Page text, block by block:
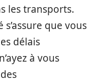
les transports.
que vous
délais
à vous